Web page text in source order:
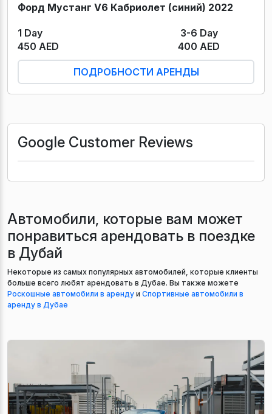
Форд Мустанг V6 Кабриолет (синий) 2022
1 Day
3-6 Day
450 AED
400 AED
ПОДРОБНОСТИ АРЕНДЫ
Google Customer Reviews
Автомобили, которые вам может
понравиться арендовать в поездке
в Дубай
Некоторые из самых популярных автомобилей, которые клиенты
больше всего любят арендовать в Дубае. Вы также можете
Роскошные автомобили в аренду и Спортивные автомобили в
аренду в Дубае